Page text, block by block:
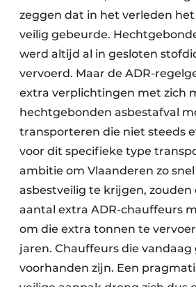
zeggen dat in het verleden
veilig gebeurde.
werd altijd al in gesloten
vervoerd. Maar de ADR-
extra verplichtingen met zich
hechtgebonden asbestafval
transporteren die niet steeds
voor dit specifieke type
ambitie om Vlaanderen zo
asbestveilig te krijgen, zouden
aantal extra ADR-chauffeurs
om die extra tonnen te
jaren. Chauffeurs die
voorhanden zijn. Een